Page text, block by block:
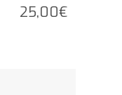
25,00€